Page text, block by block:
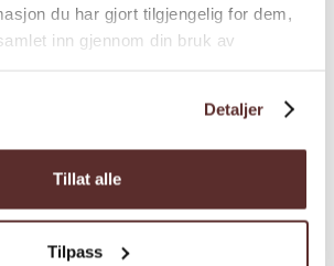
du har gjort tilgjengelig for dem,
inn gjennom din bruk av
Detaljer
Tillat alle
Tilpass